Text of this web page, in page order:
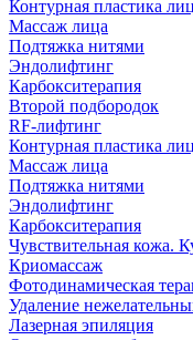
Контурная пластика
Массаж лица
Подтяжка нитями
Эндолифтинг
Карбокситерапия
Второй подбородок
RF-лифтинг
Контурная пластика
Массаж лица
Подтяжка нитями
Эндолифтинг
Карбокситерапия
Чувствительная кожа.
Криомассаж
Фотодинамическая
Удаление
Лазерная эпиляция